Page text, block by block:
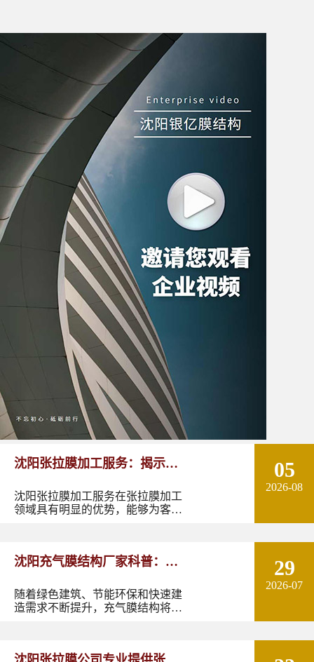
沈阳张拉膜加工服务：揭示张
拉膜加工的实用优势
沈阳张拉膜加工服务在张拉膜加工
领域具有明显的优势，能够为客户
发出独特的魅力。
05
2026-08
沈阳充气膜结构厂家科普：了
解充气膜建筑优势、价格及应
用领域
随着绿色建筑、节能环保和快速建
造需求不断提升，充气膜结构将在
29
2026-07